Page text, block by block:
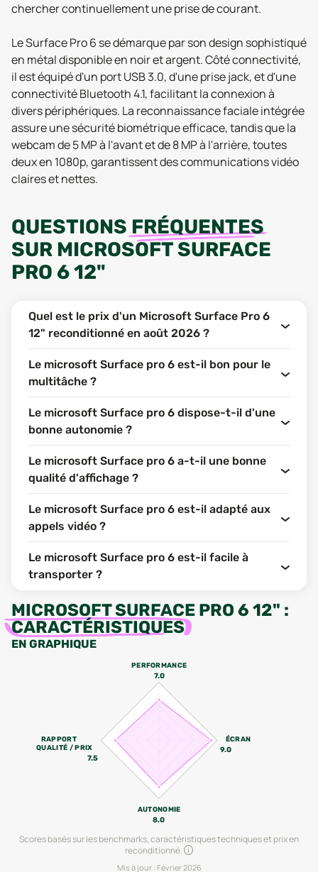
chercher continuellement une prise de courant.
Le Surface Pro 6 se démarque par son design sophistiqué
en métal disponible en noir et argent. Côté connectivité,
il est équipé d'un port USB 3.0, d'une prise jack, et d'une
connectivité Bluetooth 4.1, facilitant la connexion à
divers périphériques. La reconnaissance faciale intégrée
assure une sécurité biométrique efficace, tandis que la
webcam de 5 MP à l'avant et de 8 MP à l'arrière, toutes
deux en 1080p, garantissent des communications vidéo
claires et nettes.
QUESTIONS FRÉQUENTES
SUR MICROSOFT SURFACE
PRO 6 12"
Quel est le prix d'un Microsoft Surface Pro 6
12" reconditionné en août 2026 ?
Le microsoft Surface pro 6 est-il bon pour le
multitâche ?
Le microsoft Surface pro 6 dispose-t-il d'une
bonne autonomie ?
Le microsoft Surface pro 6 a-t-il une bonne
qualité d'affichage ?
Le microsoft Surface pro 6 est-il adapté aux
appels vidéo ?
Le microsoft Surface pro 6 est-il facile à
transporter ?
MICROSOFT SURFACE PRO 6 12" :
CARACTÉRISTIQUES
EN GRAPHIQUE
PERFORMANCE
7.0
ÉCRAN
9.0
AUTONOMIE
8.0
RAPPORT
QUALITÉ / PRIX
7.5
Scores basés sur les benchmarks, caractéristiques techniques et prix en
reconditionné.
Mis à jour : Février 2026